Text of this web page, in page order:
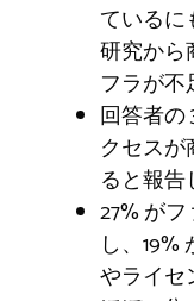
ている
研究から
フラが不
回答者の
クセス
ると報告
27% が
し、
やライセ